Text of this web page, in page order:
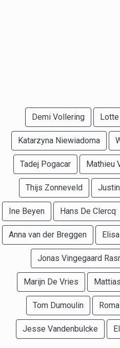
Demi Vollering
Katarzyna Niewiadoma
Tadej Pogacar Mathieu
Thijs Zonneveld
Ine Beyen Hans De Clercq
Anna van der Breggen
Jonas Vingegaard
Marijn De Vries
Tom Dumoulin
Jesse Vandenbulcke